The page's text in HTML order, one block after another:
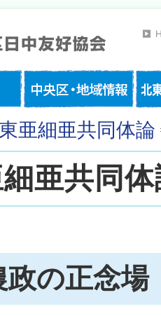
亜細亜共同体論
亜共同
政の正念